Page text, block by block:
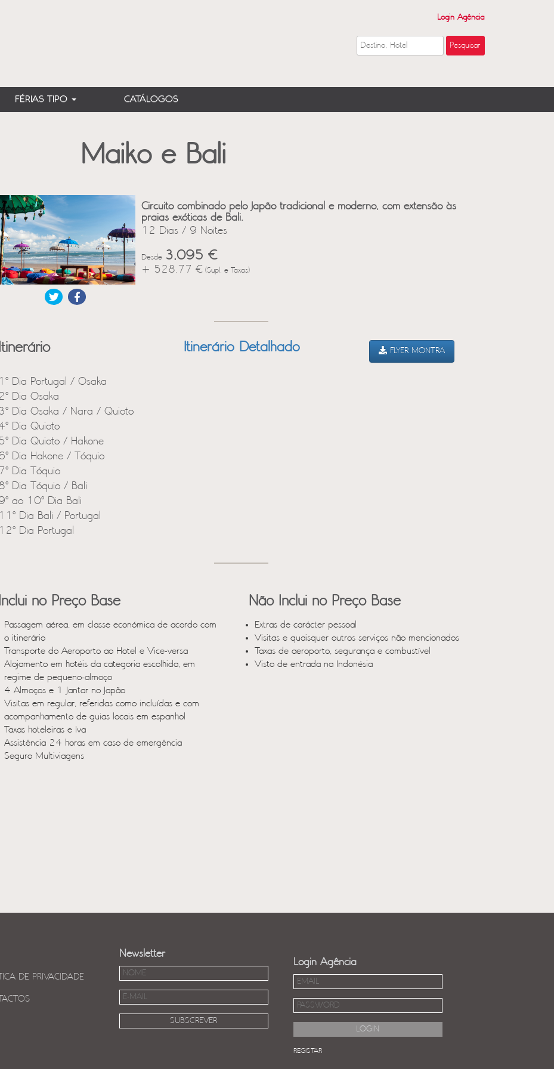
Login Agência
FÉRIAS TIPO CATÁLOGOS
Maiko e Bali
Circuito combinado pelo Japão tradicional e moderno, com extensão às
praias exóticas de Bali.
12 Dias / 9 Noites
Desde 3,095 €
+ 528.77 € (Supl. e Taxas)
Itinerário Itinerário Detalhado FLYER MONTRA
1º Dia Portugal / Osaka
2º Dia Osaka
3º Dia Osaka / Nara / Quioto
Dia Quioto
5º Dia Quioto / Hakone
Dia Hakone / Tóquio
7º Dia Tóquio
Dia Tóquio / Bali
ao 10º Dia Bali
11º Dia Bali / Portugal
12º Dia Portugal
Inclui no Preço Base
Passagem aérea, em classe económica de acordo com
o itinerário
Transporte do Aeroporto ao Hotel e Vice-versa
Alojamento em hotéis da categoria escolhida, em
regime de pequeno-almoço
4 Almoços e 1 Jantar no Japão
Visitas em regular, referidas como incluídas e com
acompanhamento de guias locais em espanhol
Taxas hoteleiras e Iva
Assistência 24 horas em caso de emergência
Seguro Multiviagens
Não Inclui no Preço Base
Extras de carácter pessoal
Visitas e quaisquer outros serviços não mencionados
Taxas de aeroporto, segurança e combustível
Visto de entrada na Indonésia
DE PRIVACIDADE
Newsletter
Login Agência
REGISTAR